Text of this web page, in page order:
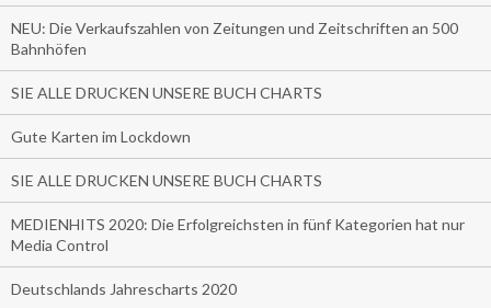
NEU: Die Verkaufszahlen von Zeitungen und Zeitschriften an 500
Bahnhöfen
SIE ALLE DRUCKEN UNSERE BUCH CHARTS
Gute Karten im Lockdown
SIE ALLE DRUCKEN UNSERE BUCH CHARTS
MEDIENHITS 2020: Die Erfolgreichsten in fünf Kategorien hat nur
Media Control
Deutschlands Jahrescharts 2020